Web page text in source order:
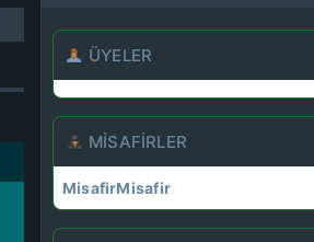
ÜYELER
MISAFIRLER
MisafirMisafir